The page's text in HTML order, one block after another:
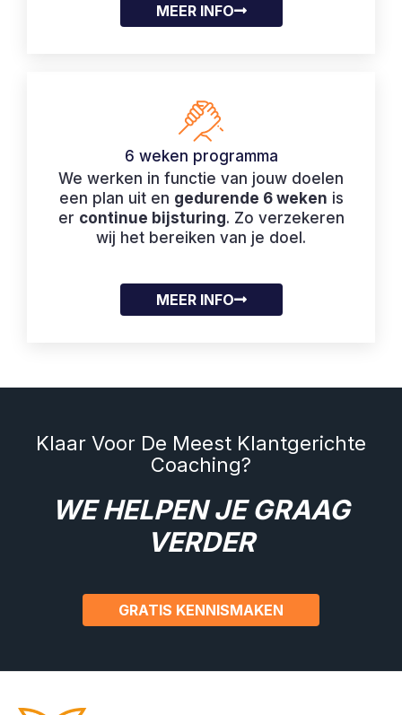
MEER INFO
6 weken programma
We werken in functie van jouw doelen
een plan uit en gedurende 6 weken is
er continue bijsturing. Zo verzekeren
wij het bereiken van je doel.
MEER INFO
Klaar Voor De Meest Klantgerichte
Coaching?
WE HELPEN JE GRAAG
VERDER
GRATIS KENNISMAKEN